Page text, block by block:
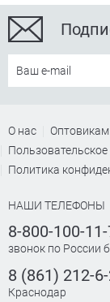
О нас Оптовикам
Политика
НАШИ ТЕЛЕФОНЫ
8-800-100-
звонок по России
8 (861) 212-
Краснодар